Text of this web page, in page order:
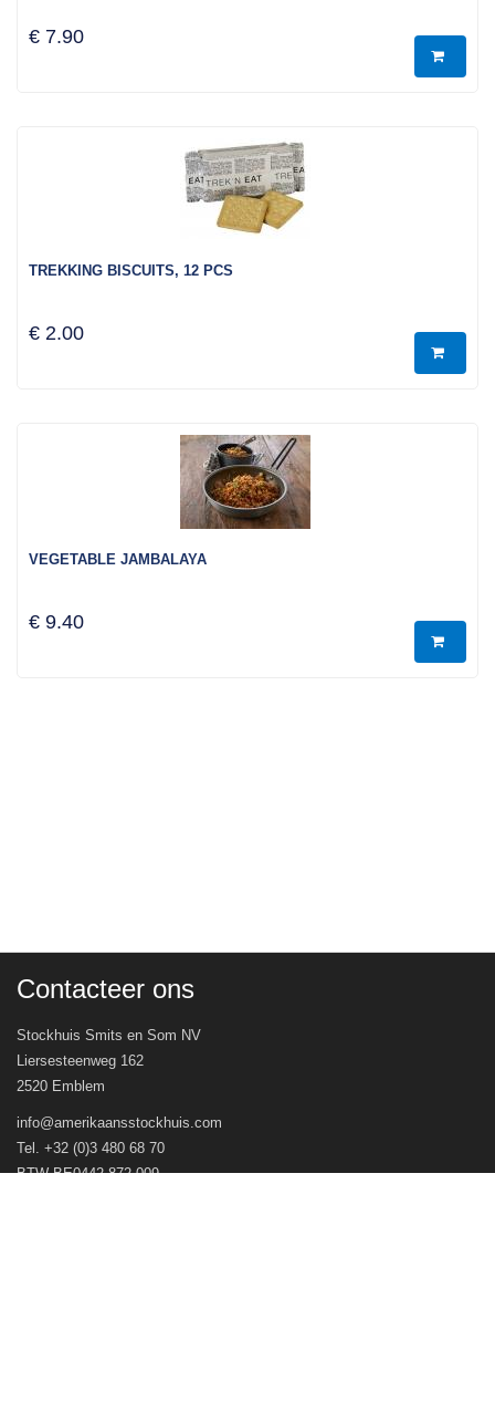
€ 7.90
TREKKING BISCUITS, 12 PCS
€ 2.00
VEGETABLE JAMBALAYA
€ 9.40
Contacteer ons
Stockhuis Smits en Som NV
Liersesteenweg 162
2520 Emblem
info@amerikaansstockhuis.com
Tel. +32 (0)3 480 68 70
BTW BE0442.872.009